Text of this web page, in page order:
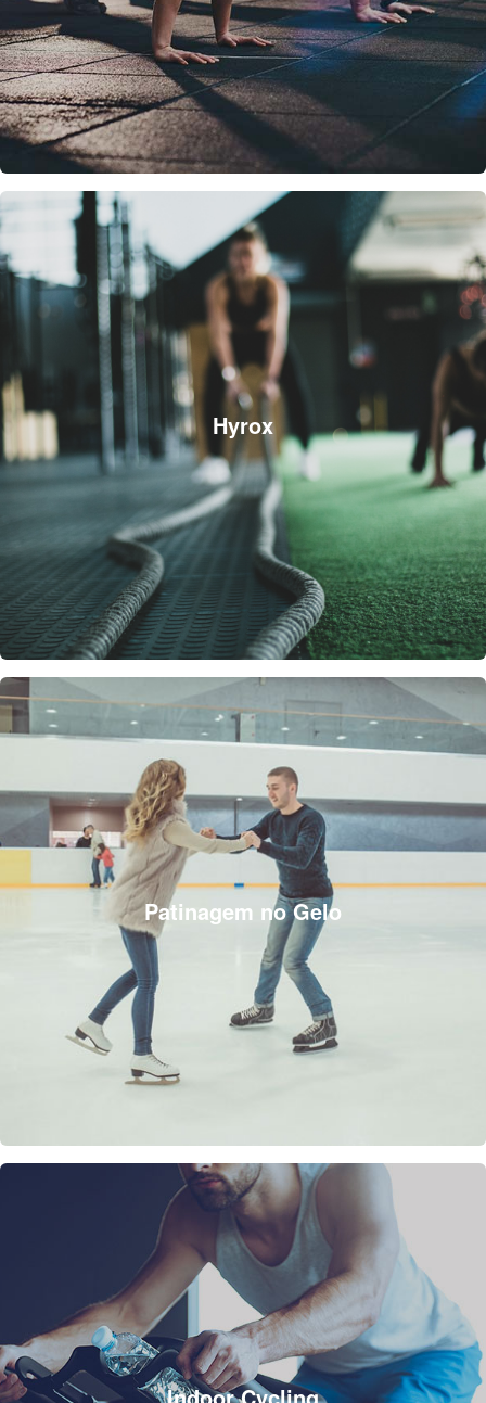
Hyrox
Patinagem no Gelo